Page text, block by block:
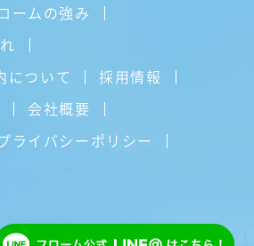
ームの強み
について
採用情報
会社概要
ライバシーポリシー